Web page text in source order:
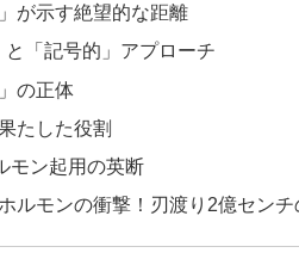
が示す絶望的な距離
「記号的」アプローチ
の正体
たした役割
モン起用の英断
ルモンの衝撃！刃渡り2億セン